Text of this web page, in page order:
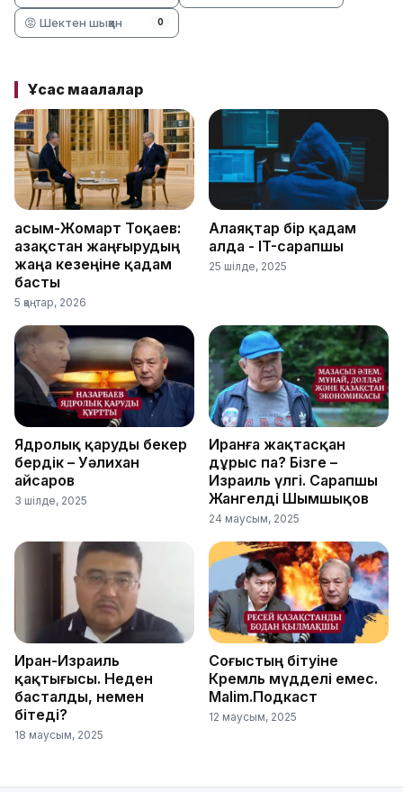
😡 Шектен шыққан 0
Ұқсас мақалалар
Қасым-Жомарт Тоқаев:
Қазақстан жаңғырудың
жаңа кезеңіне қадам
басты
5 қаңтар, 2026
Алаяқтар бір қадам
алда - IT-сарапшы
25 шілде, 2025
Ядролық қаруды бекер
бердік – Уәлихан
Қайсаров
3 шілде, 2025
Иранға жақтасқан
дұрыс па? Бізге –
Израиль үлгі. Сарапшы
Жангелді Шымшықов
24 маусым, 2025
Иран-Израиль
қақтығысы. Неден
басталды, немен
бітеді?
18 маусым, 2025
Соғыстың бітуіне
Кремль мүдделі емес.
Malim.Подкаст
12 маусым, 2025